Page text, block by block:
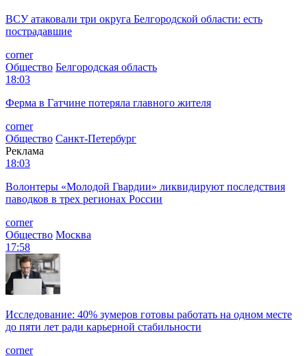
ВСУ атаковали три округа Белгородской области: есть
пострадавшие
corner
Общество Белгородская область
18:03
Ферма в Гатчине потеряла главного жителя
corner
Общество Санкт-Петербург
Реклама
18:03
Волонтеры «Молодой Гвардии» ликвидируют последствия
паводков в трех регионах России
corner
Общество Москва
17:58
Исследование: 40% зумеров готовы работать на одном месте
до пяти лет ради карьерной стабильности
corner